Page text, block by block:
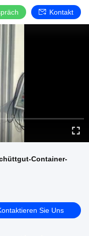
Kontakt
Container-
Sie Uns